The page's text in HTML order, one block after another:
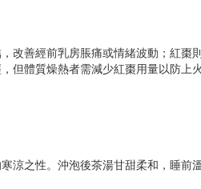
改善經前乳房脹痛或情緒波動；紅棗
但體質燥熱者需減少紅棗用量以防上火
涼之性。沖泡後茶湯甘甜柔和，睡前